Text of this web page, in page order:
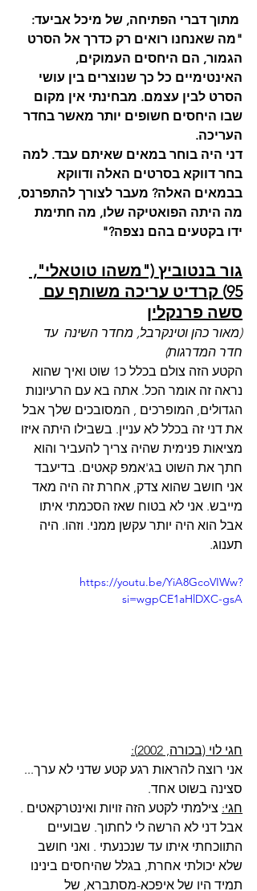
"מה שאנחנו רואים רק כדרך אל הסרט
הגמור, הם היחסים העמוקים,
האינטימיים כל כך שנוצרים בין עושי
הסרט לבין עצמם. מבחינתי אין מקום
שבו היחסים חשופים יותר מאשר בחדר
העריכה.
דני היה בוחר במאים שאיתם עבד. למה
בחר דווקא בסרטים האלה ודווקא
בבמאים האלה? מעבר לצורך להתפרנס,
מה היתה הפואטיקה שלו, מה חתימת
ידו בקטעים בהם נצפה?"
גור בנטוביץ ("משהו טוטאלי",
95) קרדיט עריכה משותף עם
סשה פרנקלין
(מאור כהן וטינקרבל, מחדר השינה  עד
חדר המדרגות)
הקטע הזה צולם בכלל כ1 שוט ואיך שהוא
נראה זה אומר הכל. אתה בא עם הרעיונות
הגדולים, המופרכים , המסובכים שלך אבל
את דני זה בכלל לא עניין. בשבילו היתה איזו
מציאות פנימית שהיה צריך להעביר והוא
חתך את השוט בג'אמפ קאטים. בדיעבד
אני חושב שהוא צדק, אחרת זה היה מאד
מייבש. אני לא בטוח שאז הסכמתי איתו
אבל הוא היה יותר עקשן ממני. וזהו. היה
תענוג.
https://youtu.be/YiA8GcoVIWw?
si=wgpCE1aHlDXC-gsA
חגי לוי (בכורה, 2002):
אני רוצה להראות רגע קטע שדני לא ערך...
סצינה בשוט אחד.
חגי: צילמתי לקטע הזה זויות ואינטרקאטים .
אבל דני לא הרשה לי לחתוך. שבועיים
התווכחתי איתו עד שנכנעתי . ואני חושב
שלא יכולתי אחרת, בגלל שהיחסים בינינו
תמיד היו של איפכא-מסתברא, של